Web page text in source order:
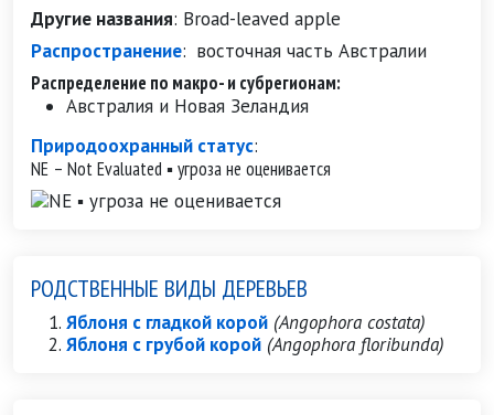
Другие названия: Broad-leaved apple
Распространение: восточная часть Австралии
Распределение по макро- и субрегионам:
Австралия и Новая Зеландия
Природоохранный статус:
NE – Not Evaluated ▪ угроза не оценивается
РОДСТВЕННЫЕ ВИДЫ ДЕРЕВЬЕВ
Яблоня с гладкой корой (Angophora costata)
Яблоня с грубой корой (Angophora floribunda)